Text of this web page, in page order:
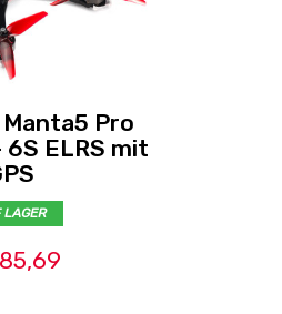
Pro
6S ELRS mit
LAGER